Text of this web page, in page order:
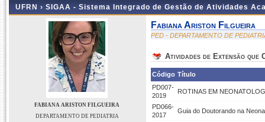
UFRN › SIGAA - Sistema Integrado de Gestão de Atividades
FABIANA ARISTON FILGUEIRA
DEPARTAMENTO DE PEDIATRIA
Fabiana Ariston Filgueira
PED - DEPARTAMENTO DE
Atividades de Extensão que
Código Título
PD007-
2019
ROTINAS EM
PD066-
2017
Guia do Doutorando na